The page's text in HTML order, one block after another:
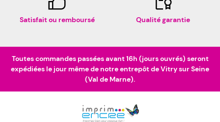
Satisfait ou remboursé Qualité garantie
Toutes commandes passées avant 16h (jours ouvrés) seront
expédiées le jour même de notre entrepôt de Vitry sur Seine
(Val de Marne).